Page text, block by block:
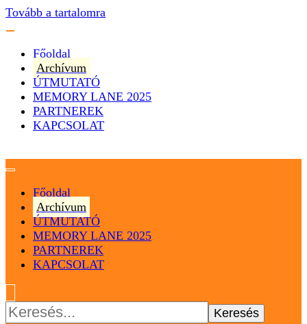
Tovább a tartalomra
Főoldal
Archívum
ÚTMUTATÓ
MEMORY LANE 2025
PARTNEREK
KAPCSOLAT
Magyar Hip Hop Archívum
Magyarország
Főoldal
Archívum
ÚTMUTATÓ
MEMORY LANE 2025
PARTNEREK
KAPCSOLAT
Keresés: